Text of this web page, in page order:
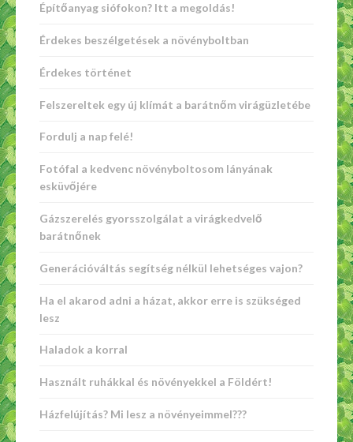
Építőanyag siófokon? Itt a megoldás!
Érdekes beszélgetések a növényboltban
Érdekes történet
Felszereltek egy új klímát a barátnőm virágüzletébe
Fordulj a nap felé!
Fotófal a kedvenc növényboltosom lányának
esküvőjére
Gázszerelés gyorsszolgálat a virágkedvelő
barátnőnek
Generációváltás segítség nélkül lehetséges vajon?
Ha el akarod adni a házat, akkor erre is szükséged
lesz
Haladok a korral
Használt ruhákkal és növényekkel a Földért!
Házfelújítás? Mi lesz a növényeimmel???